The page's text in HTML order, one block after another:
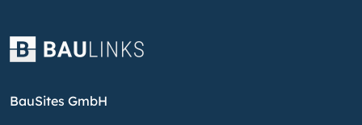
BauSites GmbH